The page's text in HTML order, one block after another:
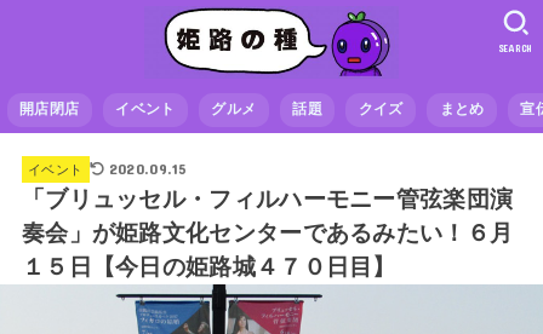
開店閉店 イベント グルメ 話題 クイズ まとめ 宣
SEARCH
イベント 2020.09.15
「ブリュッセル・フィルハーモニー管弦楽団演
奏会」が姫路文化センターであるみたい！６月
１５日【今日の姫路城４７０日目】